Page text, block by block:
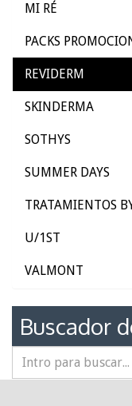
MI RÉ
PACKS
REVIDERM
SKINDERMA
SOTHYS
SUMMER DAYS
TRATAMIENTOS
U/1ST
VALMONT
Buscador